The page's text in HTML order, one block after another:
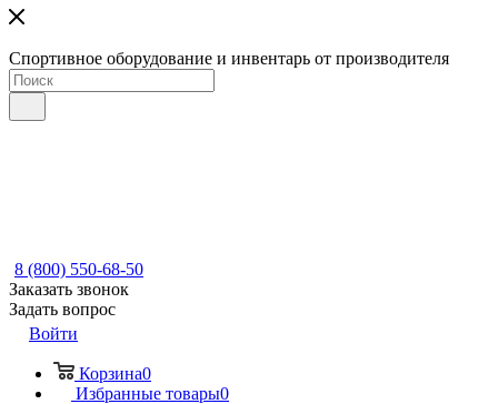
Спортивное оборудование и инвентарь от производителя
8 (800) 550-68-50
Заказать звонок
Задать вопрос
Войти
Корзина0
Избранные товары0